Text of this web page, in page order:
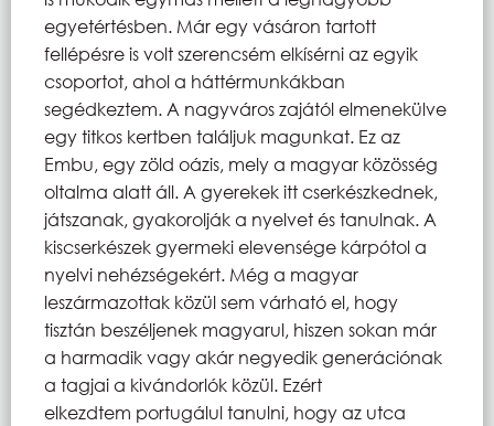
egyetértésben. Már egy vásáron tartott
fellépésre is volt szerencsém elkísérni az egyik
csoportot, ahol a háttérmunkákban
segédkeztem. A nagyváros zajától elmenekülve
egy titkos kertben találjuk magunkat. Ez az
Embu, egy zöld oázis, mely a magyar közösség
oltalma alatt áll. A gyerekek itt cserkészkednek,
játszanak, gyakorolják a nyelvet és tanulnak. A
kiscserkészek gyermeki elevensége kárpótol a
nyelvi nehézségekért. Még a magyar
leszármazottak közül sem várható el, hogy
tisztán beszéljenek magyarul, hiszen sokan már
a harmadik vagy akár negyedik generációnak
a tagjai a kivándorlók közül. Ezért
elkezdtem portugálul tanulni, hogy az utca